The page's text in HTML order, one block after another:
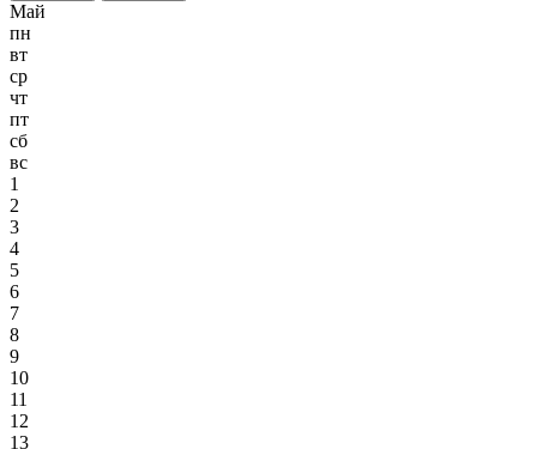
Май
пн
вт
ср
чт
пт
сб
вс
1
2
3
4
5
6
7
8
9
10
11
12
13